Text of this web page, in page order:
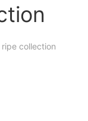
ripe collection